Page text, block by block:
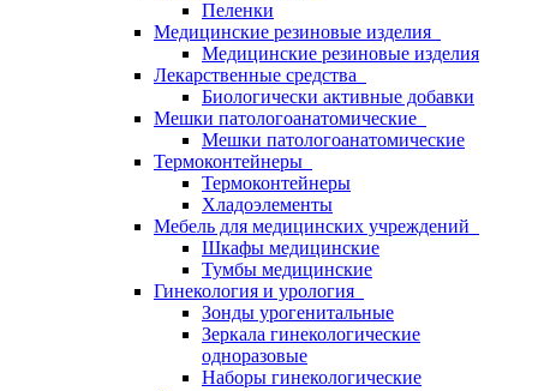
Пеленки
Медицинские резиновые изделия
Медицинские резиновые изделия
Лекарственные средства
Биологически активные добавки
Мешки патологоанатомические
Мешки патологоанатомические
Термоконтейнеры
Термоконтейнеры
Хладоэлементы
Мебель для медицинских учреждений
Шкафы медицинские
Тумбы медицинские
Гинекология и урология
Зонды урогенитальные
Зеркала гинекологические
одноразовые
Наборы гинекологические